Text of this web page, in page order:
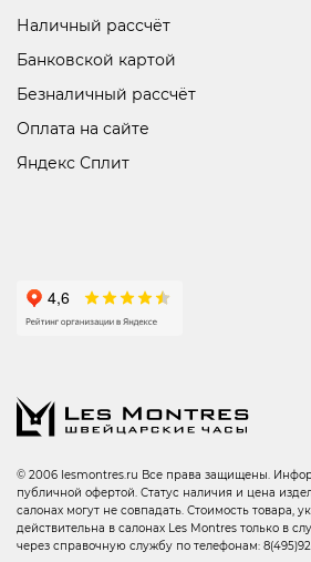
Наличный рассчёт
Банковской картой
Безналичный рассчёт
Оплата на сайте
Яндекс Сплит
© 2006 lesmontres.ru Все права защищены.
публичной офертой. Статус наличия и цена
салонах могут не совпадать. Стоимость товара,
действительна в салонах Les Montres только в
через справочную службу по телефонам: